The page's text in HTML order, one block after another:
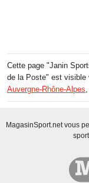
Cette page "Janin
de la Poste" est
Auvergne-Rhône-Alpes,
MagasinSport.net vous